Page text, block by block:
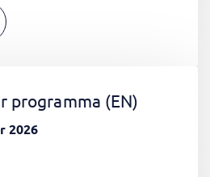
programma (EN)
2026